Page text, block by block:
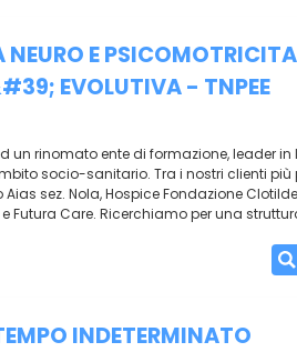
NEURO E
EVOLUTIVA - TNPEE
un rinomato ente di formazione, leader in
socio-sanitario. Tra i nostri clienti più
sez. Nola, Hospice Fondazione
Futura Care. Ricerchiamo per una
INDETERMINATO